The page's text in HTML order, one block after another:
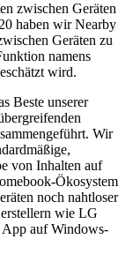
zwischen Geräten
haben wir Nearby
Geräten zu
namens
wird.
Beste unserer
Wir
von Inhalten auf
Ökosystem
noch nahtloser
wie LG
App auf Windows-